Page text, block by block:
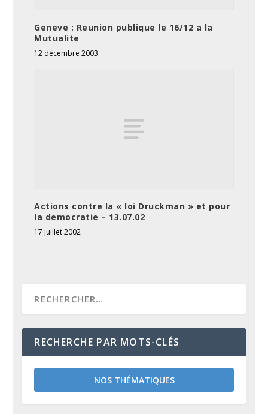
Geneve : Reunion publique le 16/12 a la
Mutualite
12 décembre 2003
Actions contre la « loi Druckman » et pour
la democratie – 13.07.02
17 juillet 2002
RECHERCHE PAR MOTS-CLÉS
NOS THÉMATIQUES